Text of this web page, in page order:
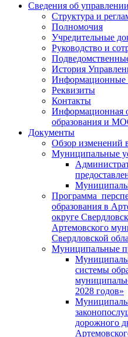
Сведения об управлении
Структура и
Полномочия
Учредительные
Руководство и
История
Информационные
Реквизиты
Контакты
Информационная
образования и
Документы
Обзор изменений
Муниципальные
Программа
образования в
округе
Артемовского
Свердловской
Муниципальные
системы
2028 годов»
дорожного